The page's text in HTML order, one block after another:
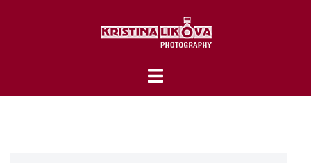
Toggle